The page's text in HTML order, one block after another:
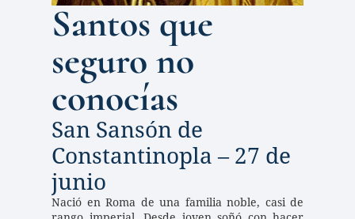
Santos que
seguro no
conocías
San Sansón de
Constantinopla – 27 de
junio
Nació en Roma de una familia noble, casi de